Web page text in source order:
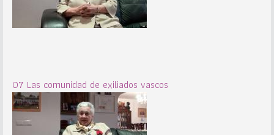
07 Las comunidad de exiliados vascos